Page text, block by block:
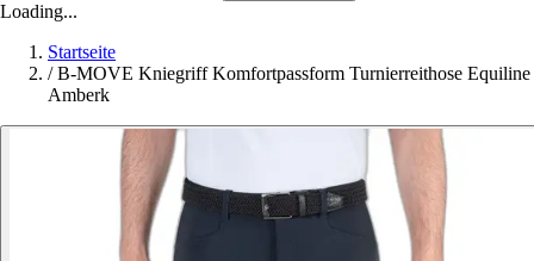
Loading...
Startseite
/ B-MOVE Kniegriff Komfortpassform Turnierreithose Equiline
Amberk